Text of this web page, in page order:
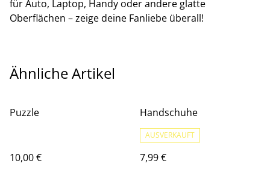
für Auto, Laptop, Handy oder andere glatte
Oberflächen – zeige deine Fanliebe überall!
Ähnliche Artikel
Puzzle
10,00 €
Handschuhe
AUSVERKAUFT
7,99 €